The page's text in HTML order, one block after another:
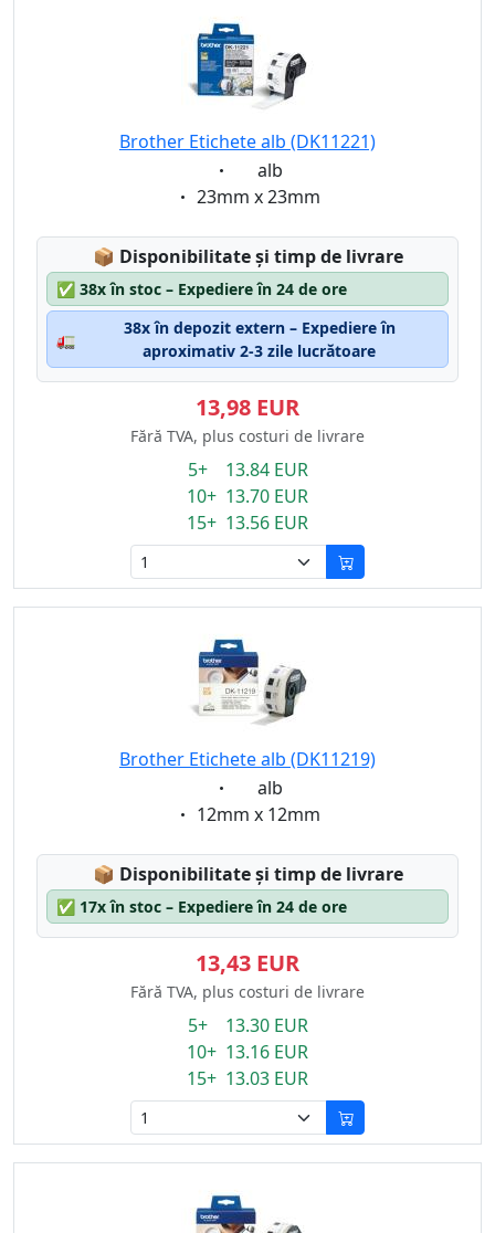
Brother Etichete alb (DK11221)
Eigenschaft:
alb
Eigenschaft:
23mm x 23mm
📦 Lagerstatus:
Disponibilitate și timp de livrare
✅ 38x în stoc – Expediere în 24 de ore
🚛
38x în depozit extern – Expediere în
aproximativ 2-3 zile lucrătoare
13,98 EUR
Fără TVA, plus costuri de livrare
5+ 13.84 EUR
10+ 13.70 EUR
15+ 13.56 EUR
Brother Etichete alb (DK11219)
Eigenschaft:
alb
Eigenschaft:
12mm x 12mm
📦 Lagerstatus:
Disponibilitate și timp de livrare
✅ 17x în stoc – Expediere în 24 de ore
13,43 EUR
Fără TVA, plus costuri de livrare
5+ 13.30 EUR
10+ 13.16 EUR
15+ 13.03 EUR